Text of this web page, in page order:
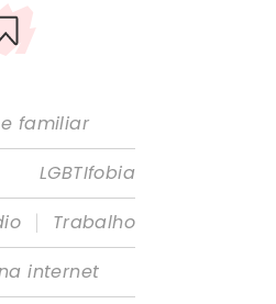
familiar
LGBTIfobia
|
Trabalho
internet